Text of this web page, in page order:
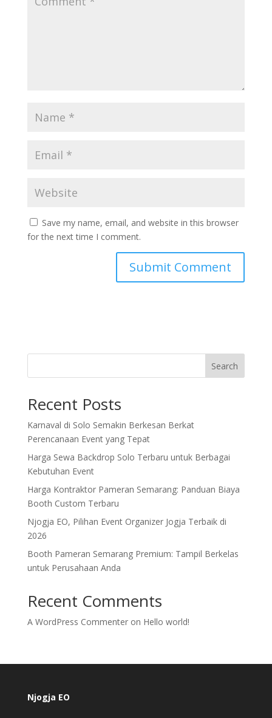
Save my name, email, and website in this browser
for the next time I comment.
Search
Recent Posts
Karnaval di Solo Semakin Berkesan Berkat
Perencanaan Event yang Tepat
Harga Sewa Backdrop Solo Terbaru untuk Berbagai
Kebutuhan Event
Harga Kontraktor Pameran Semarang: Panduan Biaya
Booth Custom Terbaru
Njogja EO, Pilihan Event Organizer Jogja Terbaik di
2026
Booth Pameran Semarang Premium: Tampil Berkelas
untuk Perusahaan Anda
Recent Comments
A WordPress Commenteron Hello world!
Njogja EO